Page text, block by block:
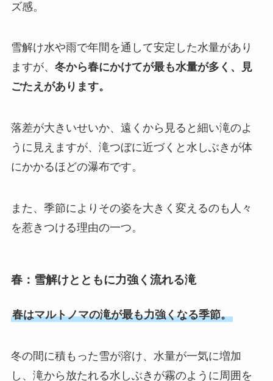
ズ感。
雪解け水や雨で年間を通して安定した水量があり
ますが、 冬から春にかけてが最も水量が多く、見
ごたえがあります。
落差が大きいせいか、遠くから見ると細い滝のよ
うに見えますが、滝つぼに近づくと水しぶきが体
にかかるほどの瀑布です。
また、季節によりその姿を大きく変えるのも人々
を惹きつける理由の一つ。
春：雪解けとともに力強く流れる滝
春はマルトノマの滝が最も力強くなる季節。
冬の間に積もった雪が溶け、水量が一気に増加
し、滝から放たれる水しぶきが霧のように周囲を